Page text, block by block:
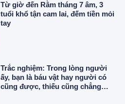
Từ giờ đến Rằm tháng 7 âm, 3
tuổi khổ tận cam lai, đếm tiền mỏi
tay
Trắc nghiệm: Trong lòng người
ấy, bạn là báu vật hay người có
cũng được, thiếu cũng chẳng